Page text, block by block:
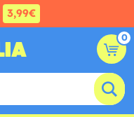
3,99€
0